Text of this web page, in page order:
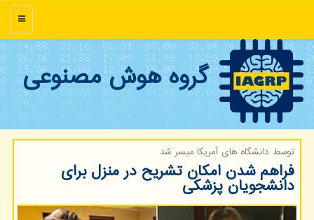
منو
گروه هوش مصنوعی
توسط دانشگاه های آمریكا میسر شد
فراهم شدن امكان تشریح در منزل برای
دانشجویان پزشكی